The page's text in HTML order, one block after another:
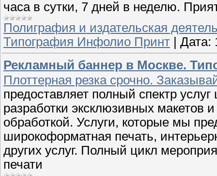
часа в сутки, 7 дней в неделю.
Полиграфия и издательская
Типография Инфолио Принт
Дата:
Рекламный баннер в Москве.
Плоттерная резка срочно.
предоставляет полный спектр
разработки эксклюзивных макетов
обработкой. Услуги, которые мы
широкоформатная печать,
других услуг. Полный цикл
печати